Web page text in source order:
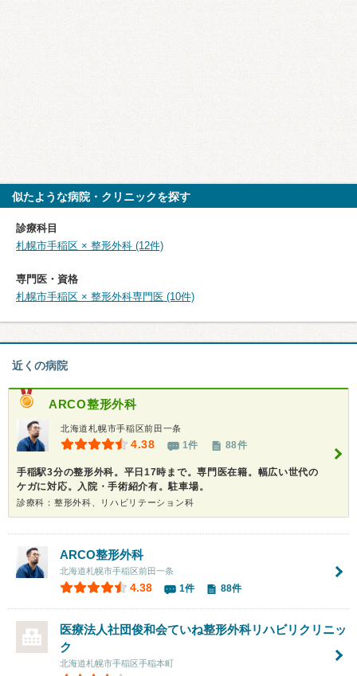
似たような病院・クリニックを探す
診療科目
札幌市手稲区 × 整形外科 (12件)
専門医・資格
札幌市手稲区 × 整形外科専門医 (10件)
近くの病院
ARCO整形外科
北海道札幌市手稲区前田一条
4.38 1件 88件
手稲駅3分の整形外科。平日17時まで。専門医在籍。幅広い世代の
ケガに対応。入院・手術紹介有。駐車場。
診療科：整形外科、リハビリテーション科
ARCO整形外科
北海道札幌市手稲区前田一条
4.38 1件 88件
医療法人社団俊和会ていね整形外科リハビリクリニッ
ク
北海道札幌市手稲区手稲本町